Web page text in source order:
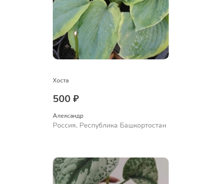
Хоста
500 ₽
Александр
Россия, Республика Башкортостан